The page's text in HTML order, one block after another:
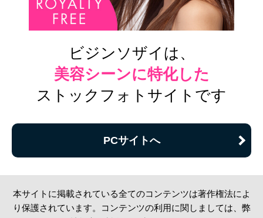
ビジンソザイは、
美容シーンに特化した
ストックフォトサイトです
PCサイトへ
本サイトに掲載されている全てのコンテンツは著作権法によ
り保護されています。コンテンツの利用に関しましては、弊